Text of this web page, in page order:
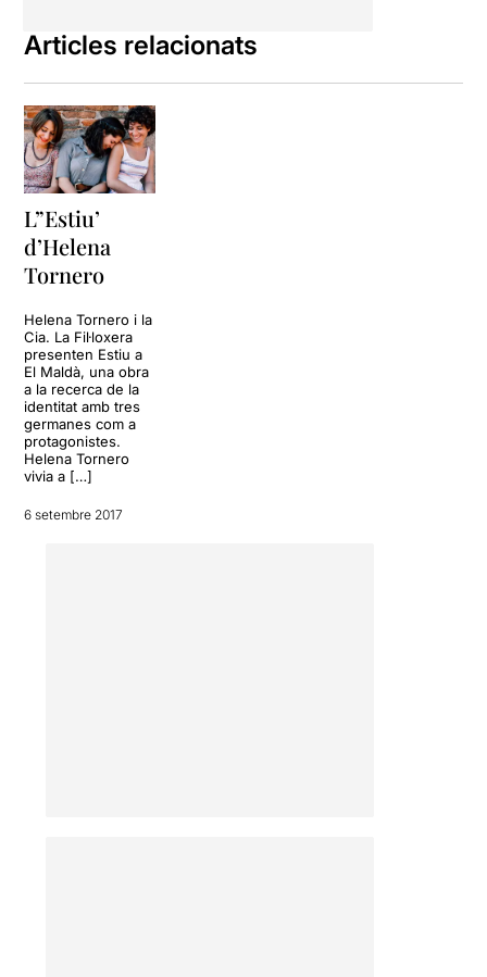
Articles relacionats
L”Estiu’
d’Helena
Tornero
Helena Tornero i la
Cia. La Fil·loxera
presenten Estiu a
El Maldà, una obra
a la recerca de la
identitat amb tres
germanes com a
protagonistes.
Helena Tornero
vivia a […]
6 setembre 2017